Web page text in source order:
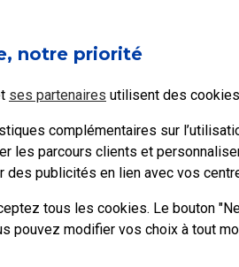
notre priorité
ses partenaires utilisent des
complémentaires sur
les parcours clients et
des publicités en lien avec vos
tous les cookies. Le bouton
pouvez modifier vos choix à tout
destinataire est bloquée.
426 à partir de la liste de
que les messages soient acceptés